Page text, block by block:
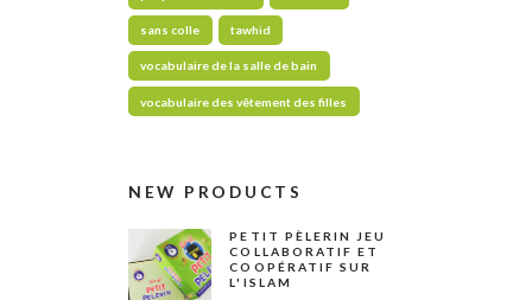
sans colle tawhid
vocabulaire de la salle de bain
vocabulaire des vêtement des filles
NEW PRODUCTS
PETIT PÈLERIN JEU
COLLABORATIF ET
COOPÉRATIF SUR
L'ISLAM